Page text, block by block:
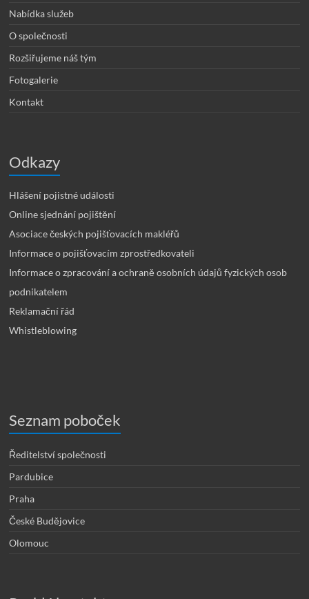
Nabídka služeb
O společnosti
Rozšiřujeme náš tým
Fotogalerie
Kontakt
Odkazy
Hlášení pojistné události
Online sjednání pojištění
Asociace českých pojišťovacích makléřů
Informace o pojišťovacím zprostředkovateli
Informace o zpracování a ochraně osobních údajů fyzických osob
podnikatelem
Reklamační řád
Whistleblowing
Seznam poboček
Ředitelství společnosti
Pardubice
Praha
České Budějovice
Olomouc